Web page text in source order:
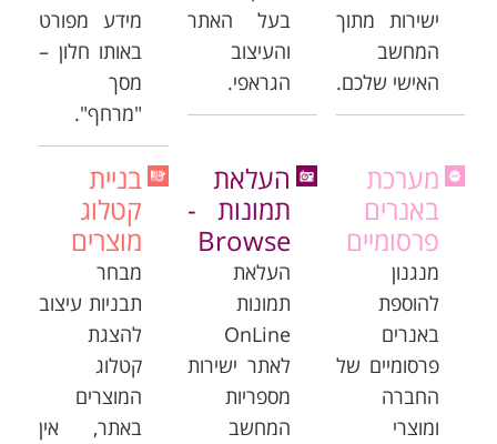
ישירות מתוך
המחשב
האישי שלכם.
בעל האתר
והעיצוב
הגראפי.
מידע מפורט
באותו חלון –
מסך
"מרחף".
מערכת
באנרים
פרסומיים
מנגנון
להוספת
באנרים
פרסומיים של
החברה
ומוצרי
העלאת
תמונות -
Browse
העלאת
תמונות
OnLine
לאתר ישירות
מספריות
המחשב
בניית
קטלוג
מוצרים
מבחר
תבניות עיצוב
להצגת
קטלוג
המוצרים
באתר, אין